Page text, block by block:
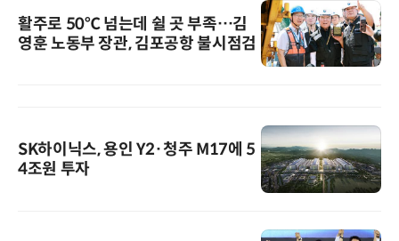
활주로 50℃ 넘는데 쉴 곳 부족…김
영훈 노동부 장관, 김포공항 불시점검
SK하이닉스, 용인 Y2·청주 M17에 5
4조원 투자